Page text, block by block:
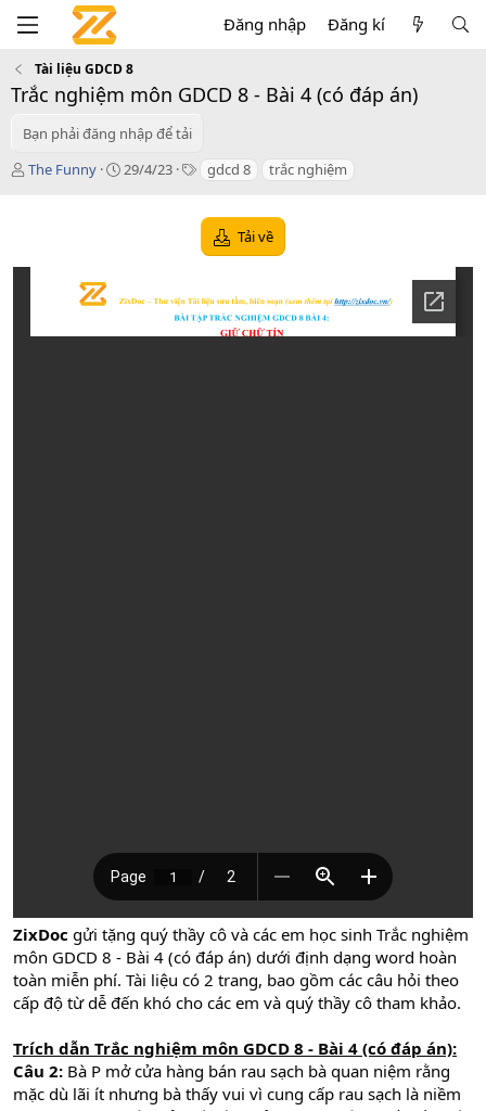
Đăng nhập Đăng kí
Tài liệu GDCD 8
Trắc nghiệm môn GDCD 8 - Bài 4 (có đáp án)
Bạn phải đăng nhập để tải
T
ả
The Funny
C
n
29/4/23
T
s
gdcd 8 trắc nghiệm
Tải về
ZixDoc gửi tặng quý thầy cô và các em học sinh Trắc nghiệm
môn GDCD 8 - Bài 4 (có đáp án) dưới định dạng word hoàn
toàn miễn phí. Tài liệu có 2 trang, bao gồm các câu hỏi theo
cấp độ từ dễ đến khó cho các em và quý thầy cô tham khảo.
Trích dẫn Trắc nghiệm môn GDCD 8 - Bài 4 (có đáp án):
Câu 2: Bà P mở cửa hàng bán rau sạch bà quan niệm rằng
mặc dù lãi ít nhưng bà thấy vui vì cung cấp rau sạch là niềm